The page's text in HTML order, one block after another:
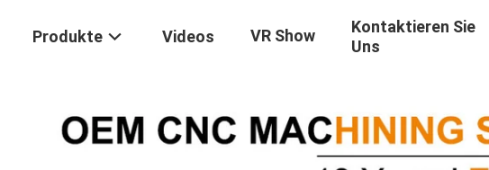
Produkte Videos VR Show
Kontaktieren Sie
Uns